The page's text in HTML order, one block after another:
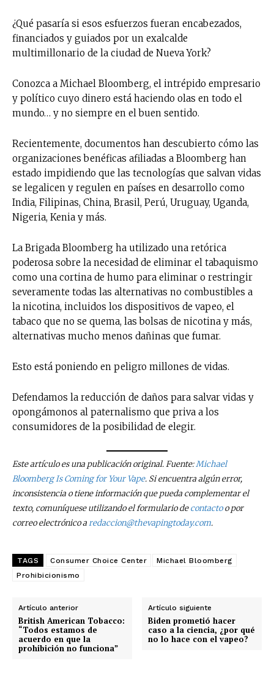
¿Qué pasaría si esos esfuerzos fueran encabezados,
financiados y guiados por un exalcalde
multimillonario de la ciudad de Nueva York?
Conozca a Michael Bloomberg, el intrépido empresario
y político cuyo dinero está haciendo olas en todo el
mundo… y no siempre en el buen sentido.
Recientemente, documentos han descubierto cómo las
organizaciones benéficas afiliadas a Bloomberg han
estado impidiendo que las tecnologías que salvan vidas
se legalicen y regulen en países en desarrollo como
India, Filipinas, China, Brasil, Perú, Uruguay, Uganda,
Nigeria, Kenia y más.
La Brigada Bloomberg ha utilizado una retórica
poderosa sobre la necesidad de eliminar el tabaquismo
como una cortina de humo para eliminar o restringir
severamente todas las alternativas no combustibles a
la nicotina, incluidos los dispositivos de vapeo, el
tabaco que no se quema, las bolsas de nicotina y más,
alternativas mucho menos dañinas que fumar.
Esto está poniendo en peligro millones de vidas.
Defendamos la reducción de daños para salvar vidas y
opongámonos al paternalismo que priva a los
consumidores de la posibilidad de elegir.
Este artículo es una publicación original. Fuente:Michael
Bloomberg Is Coming for Your Vape. Si encuentra algún error,
inconsistencia o tiene información que pueda complementar el
texto, comuníquese utilizando el formulario decontactoo por
correo electrónico aredaccion@thevapingtoday.com.
TAGS Consumer Choice Center
Michael Bloomberg
Prohibicionismo
Artículo anterior
British American Tobacco:
“Todos estamos de
acuerdo en que la
prohibición no funciona”
Artículo siguiente
Biden prometió hacer
caso a la ciencia, ¿por qué
no lo hace con el vapeo?